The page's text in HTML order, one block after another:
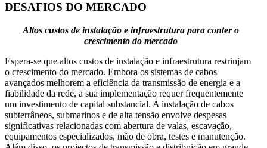
DESAFIOS DO MERCADO
Altos custos de instalação e infraestrutura para conter o
crescimento do mercado
Espera-se que altos custos de instalação e infraestrutura restrinjam
o crescimento do mercado. Embora os sistemas de cabos
avançados melhorem a eficiência da transmissão de energia e a
fiabilidade da rede, a sua implementação requer frequentemente
um investimento de capital substancial. A instalação de cabos
subterrâneos, submarinos e de alta tensão envolve despesas
significativas relacionadas com abertura de valas, escavação,
equipamentos especializados, mão de obra, testes e manutenção.